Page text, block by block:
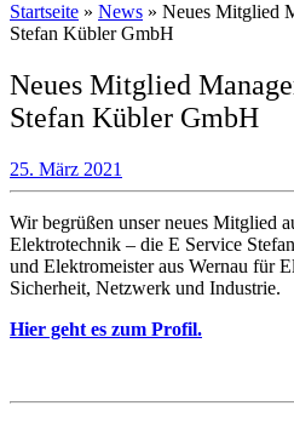
Startseite » News » Neues Mitglied
Stefan Kübler GmbH
Neues Mitglied
Stefan Kübler GmbH
25. März 2021
Wir begrüßen unser neues Mitglied
Elektrotechnik – die E Service
und Elektromeister aus Wernau für
Sicherheit, Netzwerk und Industrie.
Hier geht es zum Profil.